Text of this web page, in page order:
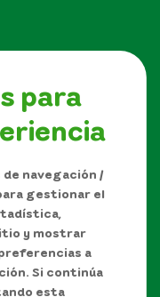
para
navegación /
gestionar el
y mostrar
a
Si continúa
esta